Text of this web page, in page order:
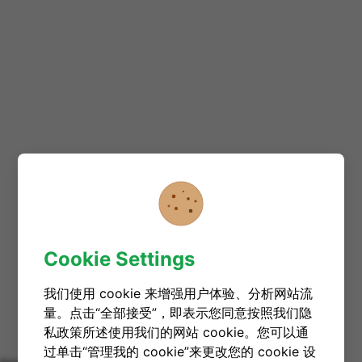
Cookie Settings
我们使用 cookie 来增强用户体验、分析网站流
量。点击“全部接受”，即表示您同意按照我们隐
私政策所述使用我们的网站 cookie。您可以通
过单击“管理我的 cookie”来更改您的 cookie 设